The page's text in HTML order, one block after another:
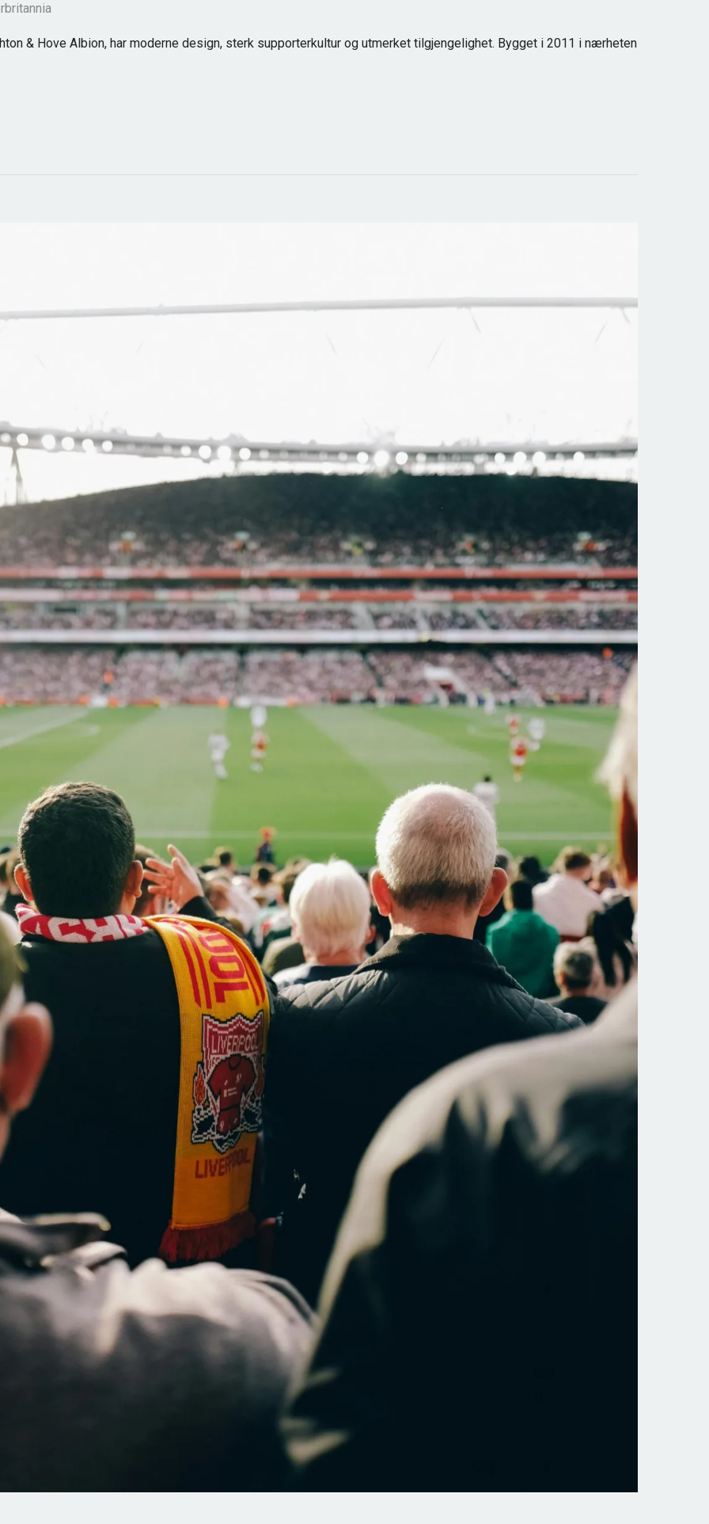
& Hove Albion, har moderne design, sterk supporterkultur og utmerket tilgjengelighet. Bygget i 2011 i nærheten